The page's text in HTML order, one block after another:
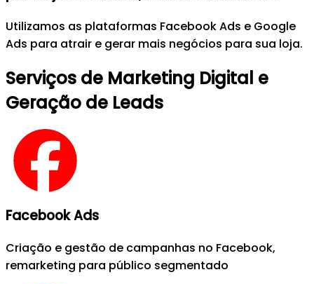
Utilizamos as plataformas Facebook Ads e Google
Ads para atrair e gerar mais negócios para sua loja.
Serviços de Marketing Digital e
Geração de Leads
Facebook Ads
Criação e gestão de campanhas no Facebook,
remarketing para público segmentado